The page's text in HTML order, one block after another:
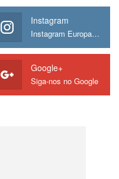
11,7%
Instagram
Instagram Europamos
Google+
Siga-nos no Google